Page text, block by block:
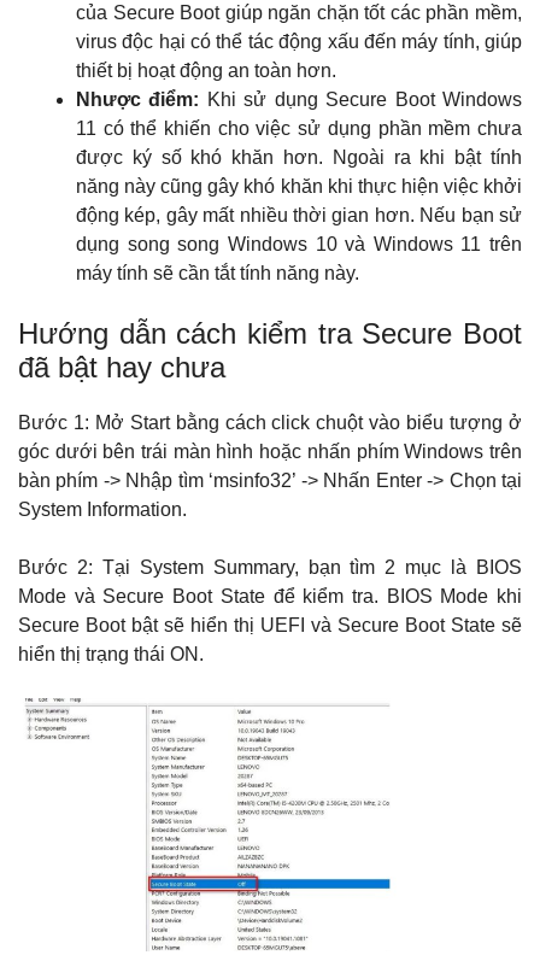
của Secure Boot giúp ngăn chặn tốt các phần mềm,
virus độc hại có thể tác động xấu đến máy tính, giúp
thiết bị hoạt động an toàn hơn.
Nhược điểm: Khi sử dụng Secure Boot Windows
11 có thể khiến cho việc sử dụng phần mềm chưa
được ký số khó khăn hơn. Ngoài ra khi bật tính
năng này cũng gây khó khăn khi thực hiện việc khởi
động kép, gây mất nhiều thời gian hơn. Nếu bạn sử
dụng song song Windows 10 và Windows 11 trên
máy tính sẽ cần tắt tính năng này.
Hướng dẫn cách kiểm tra Secure Boot
đã bật hay chưa
Bước 1: Mở Start bằng cách click chuột vào biểu tượng ở
góc dưới bên trái màn hình hoặc nhấn phím Windows trên
bàn phím -> Nhập tìm ‘msinfo32’ -> Nhấn Enter -> Chọn tại
System Information.
Bước 2: Tại System Summary, bạn tìm 2 mục là BIOS
Mode và Secure Boot State để kiểm tra. BIOS Mode khi
Secure Boot bật sẽ hiển thị UEFI và Secure Boot State sẽ
hiển thị trạng thái ON.